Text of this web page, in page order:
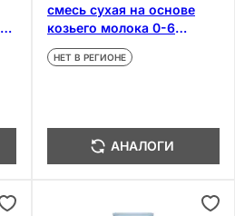
смесь сухая на основе
козьего молока 0-6
месяцев 800 г
НЕТ В РЕГИОНЕ
АНАЛОГИ